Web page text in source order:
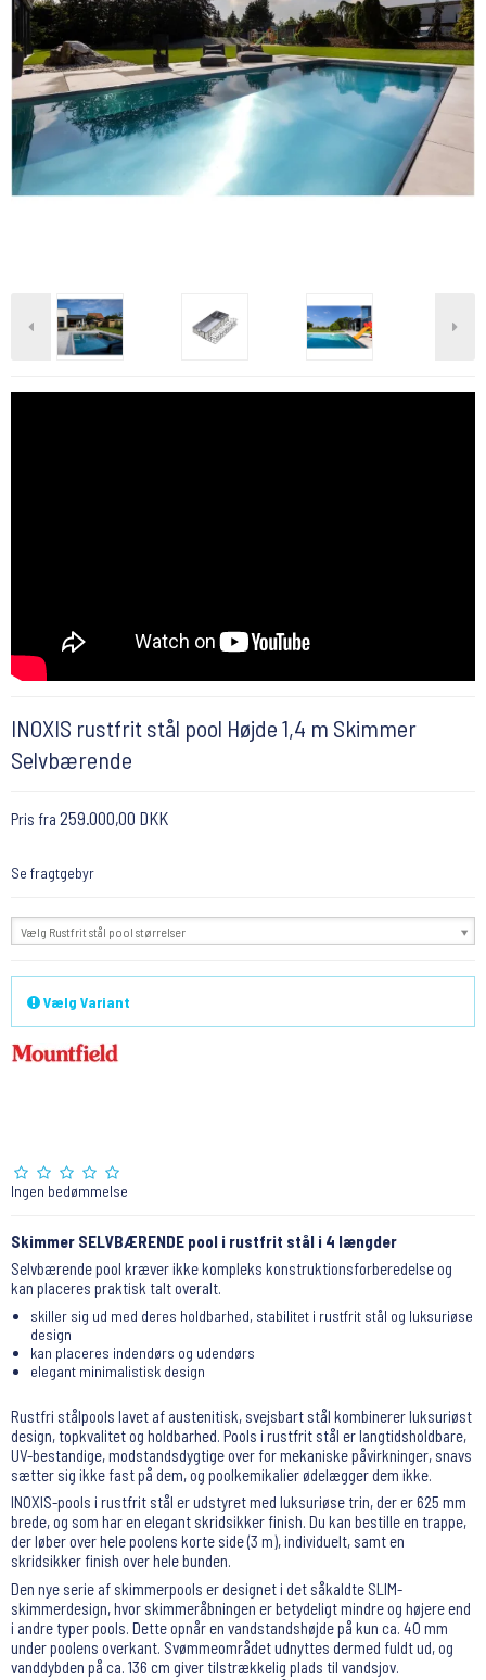
INOXIS rustfrit stål pool Højde 1,4 m Skimmer
Selvbærende
Pris fra 259.000,00 DKK
Se fragtgebyr
Vælg Rustfrit stål pool størrelser
Vælg Variant
Ingen bedømmelse
Skimmer SELVBÆRENDE pool i rustfrit stål i 4 længder
Selvbærende pool kræver ikke kompleks konstruktionsforberedelse og
kan placeres praktisk talt overalt.
skiller sig ud med deres holdbarhed, stabilitet i rustfrit stål og luksuriøse
design
kan placeres indendørs og udendørs
elegant minimalistisk design
Rustfri stålpools lavet af austenitisk, svejsbart stål kombinerer luksuriøst
design, topkvalitet og holdbarhed. Pools i rustfrit stål er langtidsholdbare,
UV-bestandige, modstandsdygtige over for mekaniske påvirkninger, snavs
sætter sig ikke fast på dem, og poolkemikalier ødelægger dem ikke.
INOXIS-pools i rustfrit stål er udstyret med luksuriøse trin, der er 625 mm
brede, og som har en elegant skridsikker finish. Du kan bestille en trappe,
der løber over hele poolens korte side (3 m), individuelt, samt en
skridsikker finish over hele bunden.
Den nye serie af skimmerpools er designet i det såkaldte SLIM-
skimmerdesign, hvor skimmeråbningen er betydeligt mindre og højere end
i andre typer pools. Dette opnår en vandstandshøjde på kun ca. 40 mm
under poolens overkant. Svømmeområdet udnyttes dermed fuldt ud, og
vanddybden på ca. 136 cm giver tilstrækkelig plads til vandsjov.